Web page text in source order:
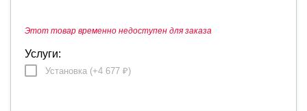
Этот товар временно недоступен для заказа
Услуги:
Установка (+4 677 ₽)